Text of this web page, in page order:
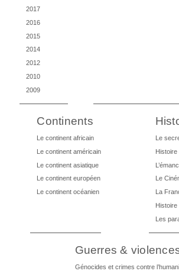
2017
2016
2015
2014
2012
2010
2009
Continents
Le continent africain
Le continent américain
Le continent asiatique
Le continent européen
Le continent océanien
Le
Histoire
Le
La
Histoire
Les
Guerres &
Génocides et crimes contre